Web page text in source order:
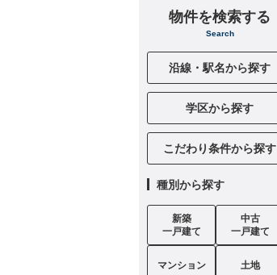
物件を検索する
Search
沿線・駅名から探す
学区から探す
こだわり条件から探す
種別から探す
新築
一戸建て
中古
一戸建て
マンション 土地